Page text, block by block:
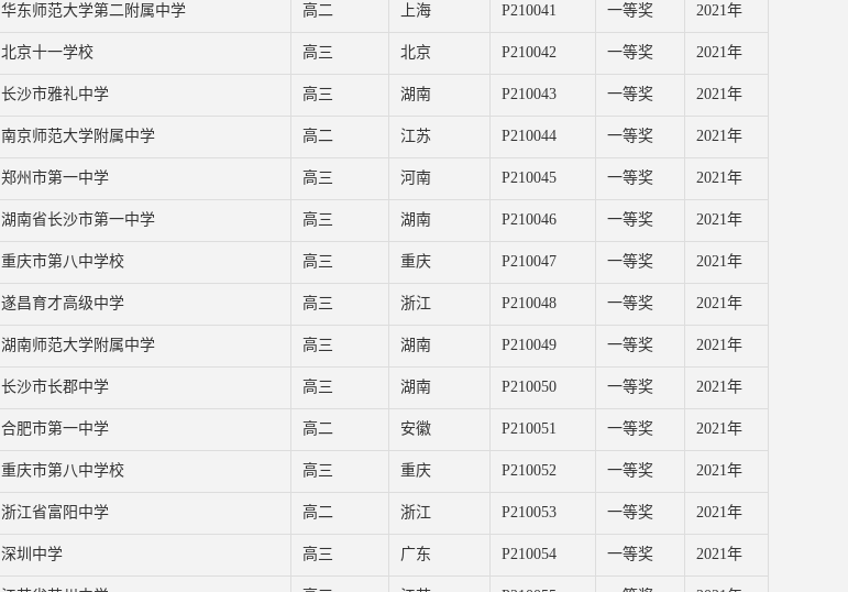
华东师范大学第二附属中学 高二 上海 P210041 一等奖 2021年
北京十一学校 高三 北京 P210042 一等奖 2021年
长沙市雅礼中学 高三 湖南 P210043 一等奖 2021年
南京师范大学附属中学 高二 江苏 P210044 一等奖 2021年
郑州市第一中学 高三 河南 P210045 一等奖 2021年
湖南省长沙市第一中学 高三 湖南 P210046 一等奖 2021年
重庆市第八中学校 高三 重庆 P210047 一等奖 2021年
遂昌育才高级中学 高三 浙江 P210048 一等奖 2021年
湖南师范大学附属中学 高三 湖南 P210049 一等奖 2021年
长沙市长郡中学 高三 湖南 P210050 一等奖 2021年
合肥市第一中学 高二 安徽 P210051 一等奖 2021年
重庆市第八中学校 高三 重庆 P210052 一等奖 2021年
浙江省富阳中学 高二 浙江 P210053 一等奖 2021年
深圳中学 高三 广东 P210054 一等奖 2021年